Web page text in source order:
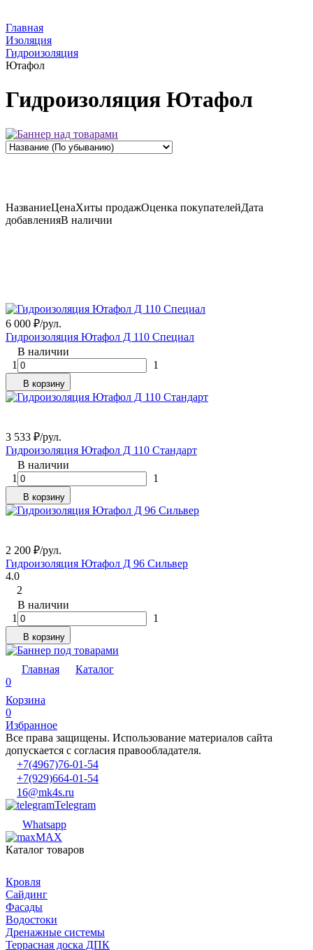
Главная
Изоляция
Гидроизоляция
Ютафол
Гидроизоляция Ютафол
НазваниеЦенаХиты продажОценка покупателейДата
добавленияВ наличии
6 000 ₽/рул.
Гидроизоляция Ютафол Д 110 Специал
В наличии
1
1
В корзину
3 533 ₽/рул.
Гидроизоляция Ютафол Д 110 Стандарт
В наличии
1
1
В корзину
2 200 ₽/рул.
Гидроизоляция Ютафол Д 96 Сильвер
4.0
2
В наличии
1
1
В корзину
Главная
Каталог
0
Корзина
0
Избранное
Все права защищены. Использование материалов сайта
допускается с согласия правообладателя.
+7(4967)76-01-54
+7(929)664-01-54
16@mk4s.ru
Telegram
Whatsapp
MAX
Каталог товаров
Кровля
Сайдинг
Фасады
Водостоки
Дренажные системы
Террасная доска ДПК